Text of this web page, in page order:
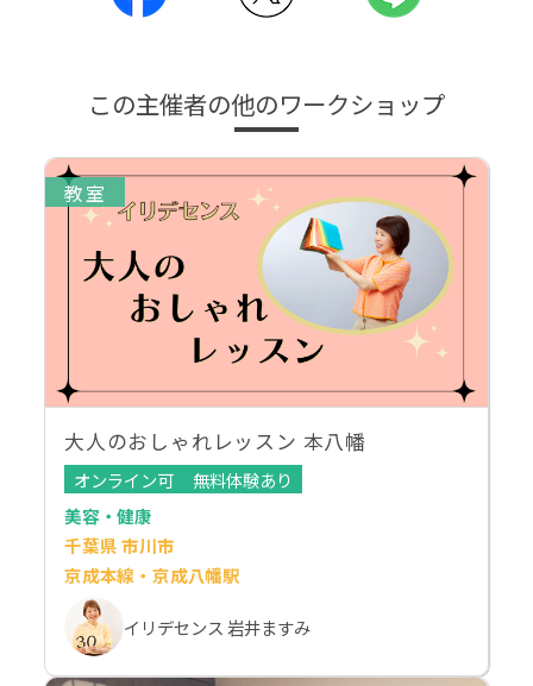
この主催者の他のワークショップ
教室
大人のおしゃれレッスン 本八幡
オンライン可
無料体験あり
美容・健康
千葉県 市川市
京成本線・京成八幡駅
イリデセンス 岩井ますみ